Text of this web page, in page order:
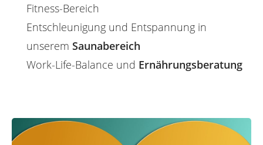
Fitness-Bereich
Entschleunigung und Entspannung in
unserem Saunabereich
Work-Life-Balance und Ernährungsberatung